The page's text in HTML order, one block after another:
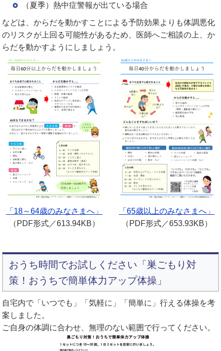
（夏季）熱中症警報が出ている場合
などは、からだを動かすことによる予防効果よりも体調悪化
のリスクが上回る可能性があるため、医師へご相談の上、か
らだを動かすようにしましょう。
「18～64歳のみなさまへ」
（PDF形式／613.94KB）
「65歳以上のみなさまへ」
（PDF形式／653.93KB）
おうち時間でお試しください「巣ごもり対
策！おうちで簡単体力アップ体操」
自宅内で「いつでも」「気軽に」「簡単に」行える体操を考
案しました。
ご自身の体調に合わせ、無理のない範囲で行ってください。